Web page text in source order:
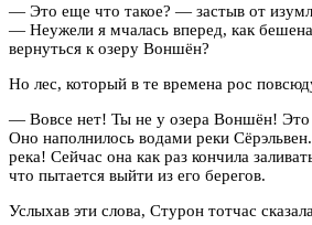
— Это еще что такое? — застыв от
— Неужели я мчалась вперед, как
вернуться к озеру Воншён?
Но лес, который в те времена рос
— Вовсе нет! Ты не у озера Воншён!
Оно наполнилось водами реки
река! Сейчас она как раз кончила
что пытается выйти из его берегов.
Услыхав эти слова, Стурон тотчас